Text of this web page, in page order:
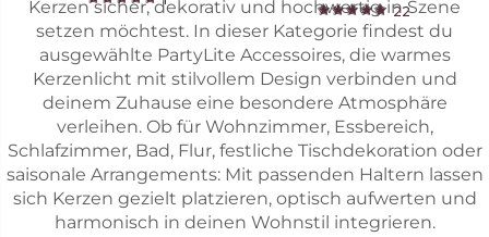
22
Kerzen sicher, dekorativ und hochwertig in Szene
setzen möchtest. In dieser Kategorie findest du
ausgewählte PartyLite Accessoires, die warmes
Kerzenlicht mit stilvollem Design verbinden und
deinem Zuhause eine besondere Atmosphäre
verleihen. Ob für Wohnzimmer, Essbereich,
Schlafzimmer, Bad, Flur, festliche Tischdekoration oder
saisonale Arrangements: Mit passenden Haltern lassen
sich Kerzen gezielt platzieren, optisch aufwerten und
harmonisch in deinen Wohnstil integrieren.